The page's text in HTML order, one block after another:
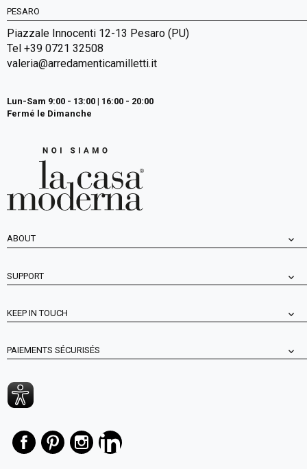
PESARO
Piazzale Innocenti 12-13 Pesaro (PU)
Tel +39 0721 32508
valeria@arredamenticamilletti.it
Lun-Sam 9:00 - 13:00 | 16:00 - 20:00
Fermé le Dimanche
ABOUT
SUPPORT
KEEP IN TOUCH
PAIEMENTS SÉCURISÉS